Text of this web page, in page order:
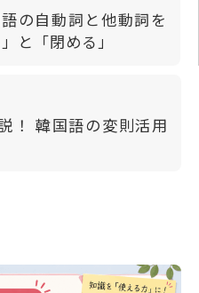
の自動詞と他動詞を
と「閉める」
！ 韓国語の変則活用